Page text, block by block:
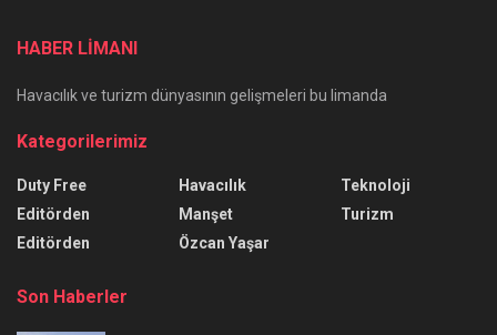
HABER LİMANI
Havacılık ve turizm dünyasının gelişmeleri bu limanda
Kategorilerimiz
Duty Free
Editörden
Editörden
Havacılık
Manşet
Özcan Yaşar
Teknoloji
Turizm
Son Haberler